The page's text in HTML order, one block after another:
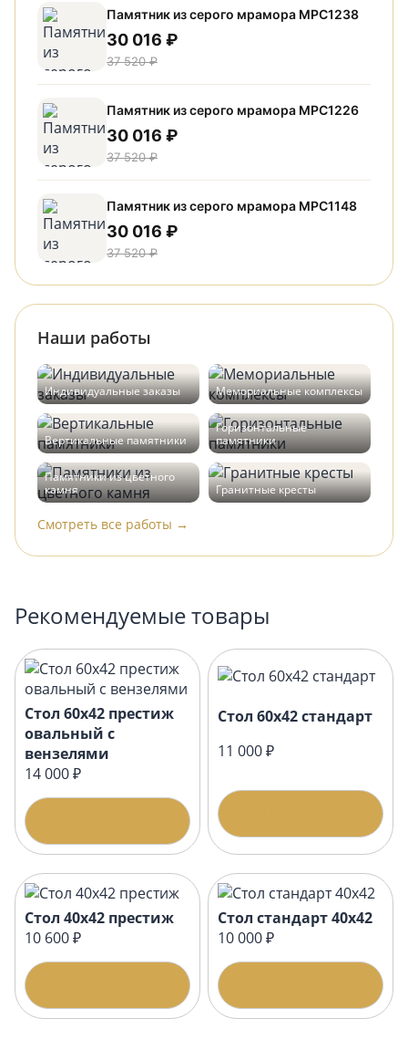
Памятник из серого мрамора МРС1238
30 016 ₽
37 520 ₽
Памятник из серого мрамора МРС1226
30 016 ₽
37 520 ₽
Памятник из серого мрамора МРС1148
30 016 ₽
37 520 ₽
Наши работы
Индивидуальные заказы Мемориальные комплексы
Вертикальные памятники
Горизонтальные
памятники
Памятники из цветного
камня
Гранитные кресты
Смотреть все работы →
Рекомендуемые товары
Стол 60х42 престиж
овальный с
вензелями
14 000 ₽
Стол 60х42 стандарт
11 000 ₽
Стол 40х42 престиж
10 600 ₽
Стол стандарт 40х42
10 000 ₽